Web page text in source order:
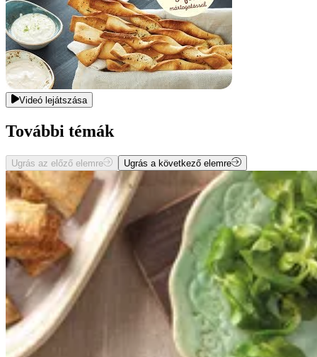
Videó lejátszása
További témák
Ugrás az előző elemre Ugrás a következő elemre